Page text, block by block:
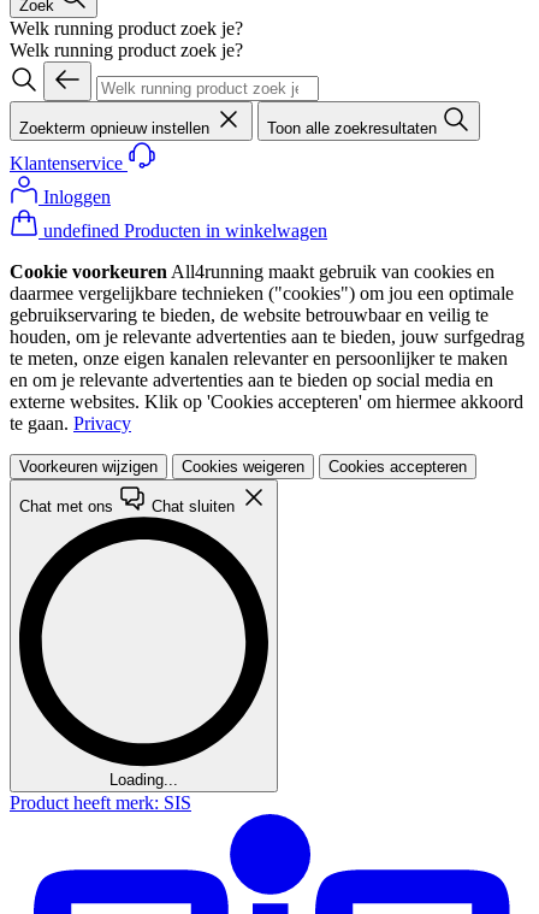
Zoek
Welk running product zoek je?
Welk running product zoek je?
Zoekterm opnieuw instellen Toon alle zoekresultaten
Klantenservice
Inloggen
undefined Producten in winkelwagen
Cookie voorkeuren All4running maakt gebruik van cookies en
daarmee vergelijkbare technieken ("cookies") om jou een optimale
gebruikservaring te bieden, de website betrouwbaar en veilig te
houden, om je relevante advertenties aan te bieden, jouw surfgedrag
te meten, onze eigen kanalen relevanter en persoonlijker te maken
en om je relevante advertenties aan te bieden op social media en
externe websites. Klik op 'Cookies accepteren' om hiermee akkoord
te gaan. Privacy
Voorkeuren wijzigen Cookies weigeren Cookies accepteren
Chat met ons Chat sluiten
Loading...
Product heeft merk: SIS